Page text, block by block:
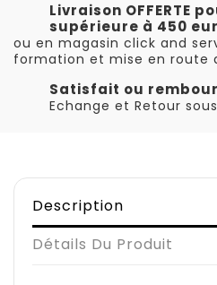
Livraison OFFERTE
supérieure à 450
ou en magasin click and
formation et mise en route
Satisfait ou
Echange et Retour
Description
Détails Du Produit